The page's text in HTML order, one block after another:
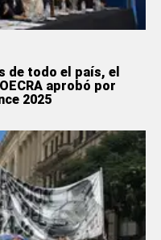
de todo el país, el
aprobó por
2025